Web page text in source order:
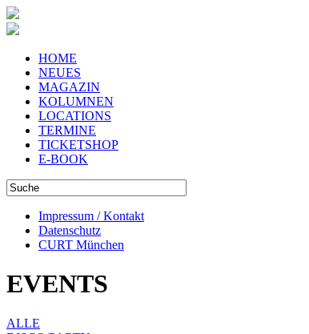
HOME
NEUES
MAGAZIN
KOLUMNEN
LOCATIONS
TERMINE
TICKETSHOP
E-BOOK
Impressum / Kontakt
Datenschutz
CURT München
EVENTS
ALLE